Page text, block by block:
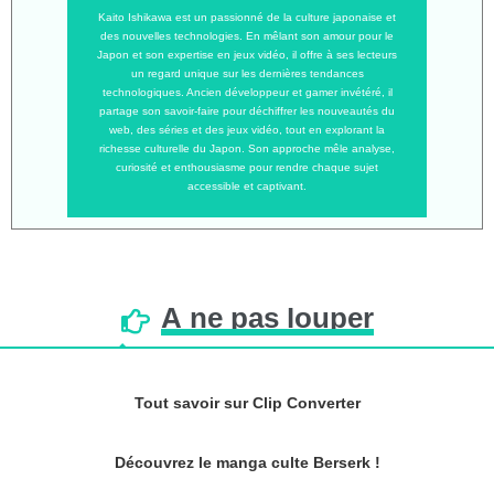
Kaito Ishikawa est un passionné de la culture japonaise et
des nouvelles technologies. En mêlant son amour pour le
Japon et son expertise en jeux vidéo, il offre à ses lecteurs
un regard unique sur les dernières tendances
technologiques. Ancien développeur et gamer invétéré, il
partage son savoir-faire pour déchiffrer les nouveautés du
web, des séries et des jeux vidéo, tout en explorant la
richesse culturelle du Japon. Son approche mêle analyse,
curiosité et enthousiasme pour rendre chaque sujet
accessible et captivant.
À ne pas louper
Tout savoir sur Clip Converter
Découvrez le manga culte Berserk !